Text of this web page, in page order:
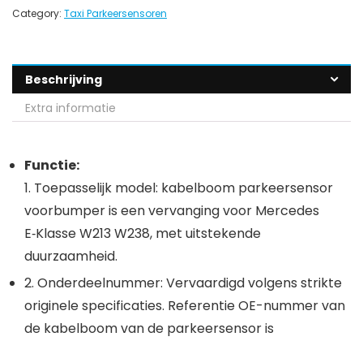
Category: Taxi Parkeersensoren
Beschrijving
Extra informatie
Functie:
1. Toepasselijk model: kabelboom parkeersensor
voorbumper is een vervanging voor Mercedes
E‑Klasse W213 W238, met uitstekende
duurzaamheid.
2. Onderdeelnummer: Vervaardigd volgens strikte
originele specificaties. Referentie OE-nummer van
de kabelboom van de parkeersensor is